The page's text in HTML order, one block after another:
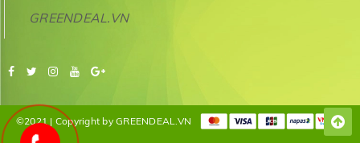
GREENDEAL.VN
©2021 | Copyright by GREENDEAL.VN